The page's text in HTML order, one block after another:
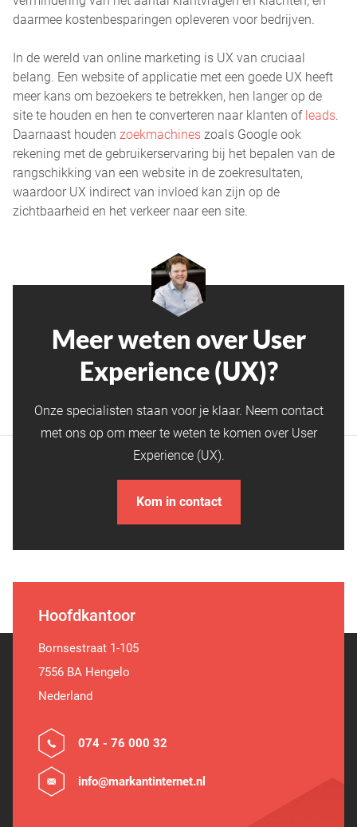
daarmee kostenbesparingen opleveren voor bedrijven.
In de wereld van online marketing is UX van cruciaal
belang. Een website of applicatie met een goede UX heeft
meer kans om bezoekers te betrekken, hen langer op de
site te houden en hen te converteren naar klanten of leads.
Daarnaast houden zoekmachines zoals Google ook
rekening met de gebruikerservaring bij het bepalen van de
rangschikking van een website in de zoekresultaten,
waardoor UX indirect van invloed kan zijn op de
zichtbaarheid en het verkeer naar een site.
Meer weten over User
Experience (UX)?
Onze specialisten staan voor je klaar. Neem contact
met ons op om meer te weten te komen over User
Experience (UX).
Kom in contact
Hoofdkantoor
Bornsestraat 1-105
7556 BA Hengelo
Nederland
074 - 76 000 32
info@markantinternet.nl